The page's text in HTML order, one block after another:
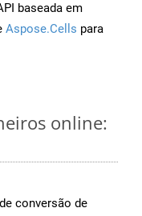
baseada em
Aspose.Cells para
online:
conversão de